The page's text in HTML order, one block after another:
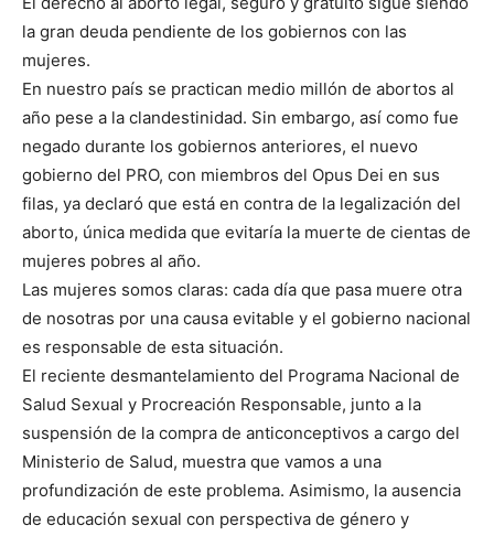
la gran deuda pendiente de los gobiernos con las
mujeres.
En nuestro país se practican medio millón de abortos al
año pese a la clandestinidad. Sin embargo, así como fue
negado durante los gobiernos anteriores, el nuevo
gobierno del PRO, con miembros del Opus Dei en sus
filas, ya declaró que está en contra de la legalización del
aborto, única medida que evitaría la muerte de cientas de
mujeres pobres al año.
Las mujeres somos claras: cada día que pasa muere otra
de nosotras por una causa evitable y el gobierno nacional
es responsable de esta situación.
El reciente desmantelamiento del Programa Nacional de
Salud Sexual y Procreación Responsable, junto a la
suspensión de la compra de anticonceptivos a cargo del
Ministerio de Salud, muestra que vamos a una
profundización de este problema. Asimismo, la ausencia
de educación sexual con perspectiva de género y